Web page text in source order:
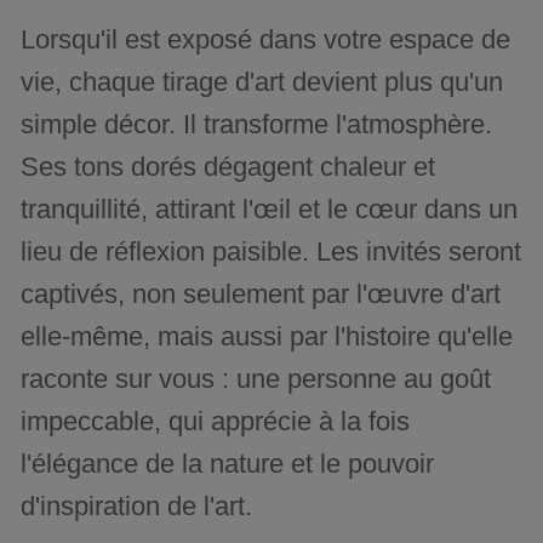
Lorsqu'il est exposé dans votre espace de
vie, chaque tirage d'art devient plus qu'un
simple décor. Il transforme l'atmosphère.
Ses tons dorés dégagent chaleur et
tranquillité, attirant l'œil et le cœur dans un
lieu de réflexion paisible. Les invités seront
captivés, non seulement par l'œuvre d'art
elle-même, mais aussi par l'histoire qu'elle
raconte sur vous : une personne au goût
impeccable, qui apprécie à la fois
l'élégance de la nature et le pouvoir
d'inspiration de l'art.